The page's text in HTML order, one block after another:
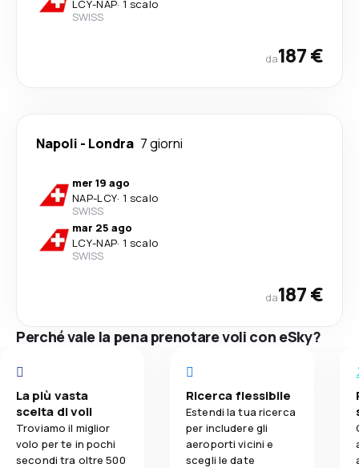
LCY-NAP· 1 scalo
SWISS
da187 €
Napoli - Londra 7 giorni
mer 19 ago
NAP-LCY· 1 scalo
SWISS
mar 25 ago
LCY-NAP· 1 scalo
SWISS
da187 €
Perché vale la pena prenotare voli con eSky?
La più vasta
scelta di voli
Troviamo il miglior
volo per te in pochi
secondi tra oltre 500
Ricerca flessibile
Estendi la tua ricerca
per includere gli
aeroporti vicini e
scegli le date